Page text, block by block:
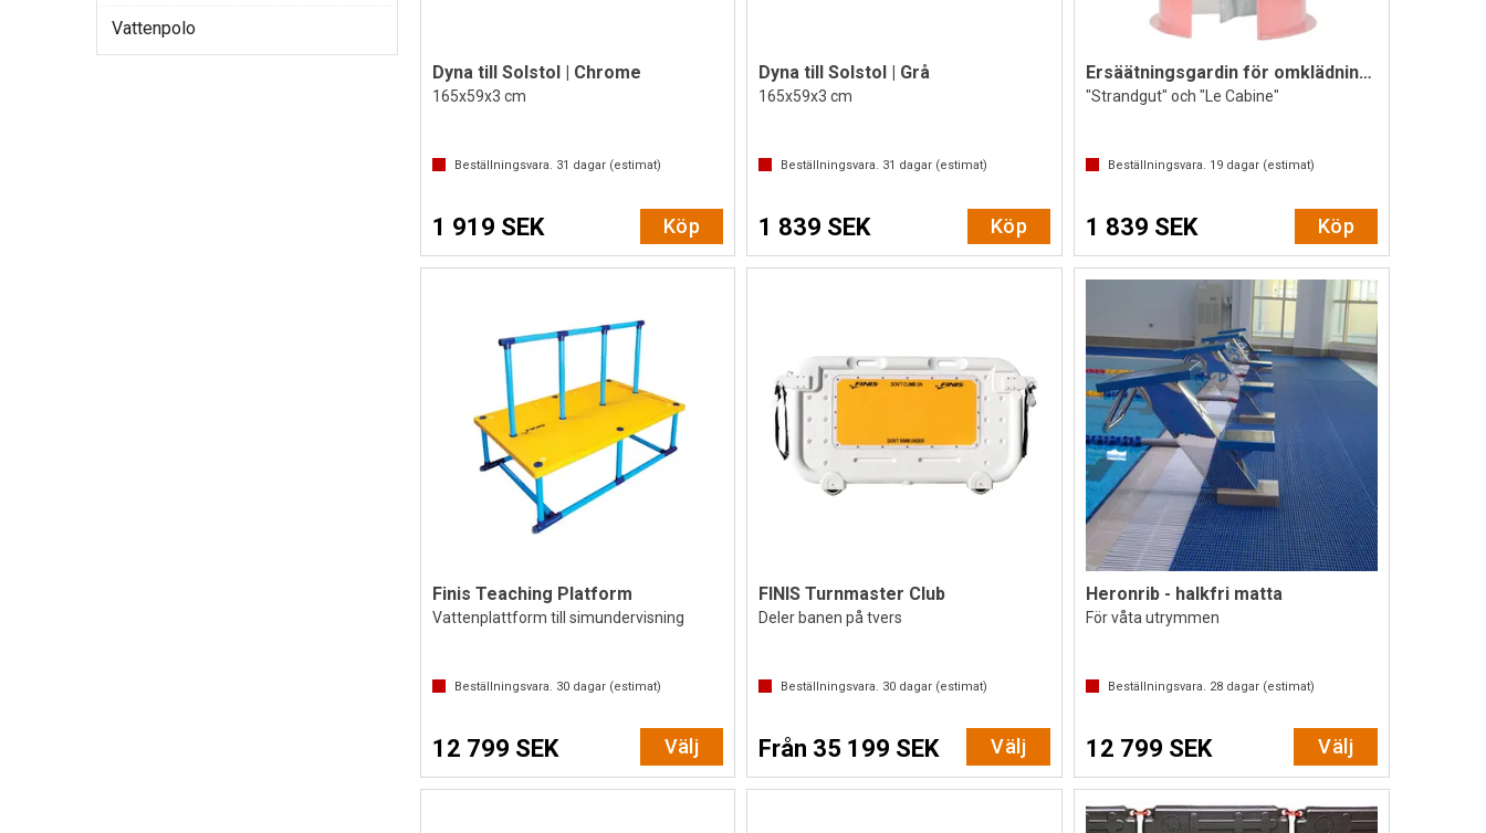
Vattenpolo
Dyna till Solstol | Chrome
165x59x3 cm
Beställningsvara. 31 dagar (estimat)
1 919 SEK Köp
Dyna till Solstol | Grå
165x59x3 cm
Beställningsvara. 31 dagar (estimat)
1 839 SEK Köp
Ersäätningsgardin för omklädningskabin
"Strandgut" och "Le Cabine"
Beställningsvara. 19 dagar (estimat)
1 839 SEK Köp
Finis Teaching Platform
Vattenplattform till simundervisning
Beställningsvara. 30dagar (estimat)
12 799 SEK Välj
FINIS Turnmaster Club
Deler banen på tvers
Beställningsvara. 30 dagar (estimat)
Från 35 199 SEK Välj
Heronrib - halkfri matta
För våta utrymmen
Beställningsvara. 28 dagar (estimat)
12 799 SEK Välj